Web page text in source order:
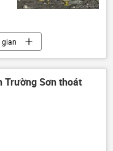
gian
Trường Sơn thoát